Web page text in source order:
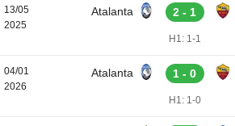
13/05
2025
Atalanta 2 - 1
H1: 1-1
04/01
2026
Atalanta 1 - 0
H1: 1-0